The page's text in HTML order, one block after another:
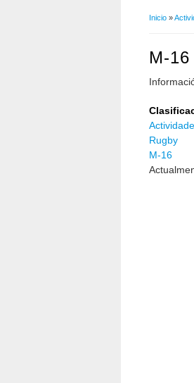
Inicio »
M-16
Rugby
M-16